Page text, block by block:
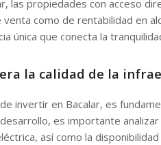
las propiedades con acceso
venta como de rentabilidad en
única que conecta la
la calidad de la
invertir en Bacalar, es
es importante
así como la